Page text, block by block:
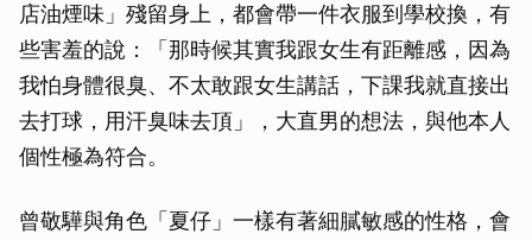
店油煙味」殘留身上，都會帶一件衣服到學校換，有
些害羞的說：「那時候其實我跟女生有距離感，因為
我怕身體很臭、不太敢跟女生講話，下課我就直接出
去打球，用汗臭味去頂」，大直男的想法，與他本人
個性極為符合。
曾敬驊與角色「夏仔」一樣有著細膩敏感的性格，會